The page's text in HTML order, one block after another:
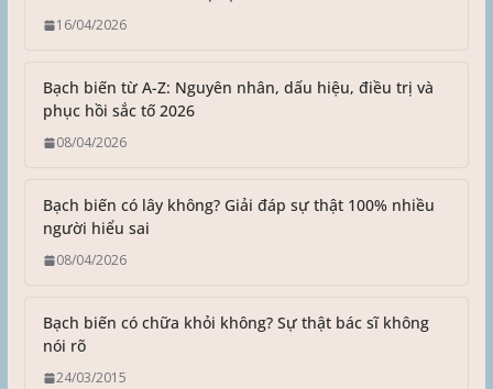
16/04/2026
Bạch biến từ A-Z: Nguyên nhân, dấu hiệu, điều trị và
phục hồi sắc tố 2026
08/04/2026
Bạch biến có lây không? Giải đáp sự thật 100% nhiều
người hiểu sai
08/04/2026
Bạch biến có chữa khỏi không? Sự thật bác sĩ không
nói rõ
24/03/2015